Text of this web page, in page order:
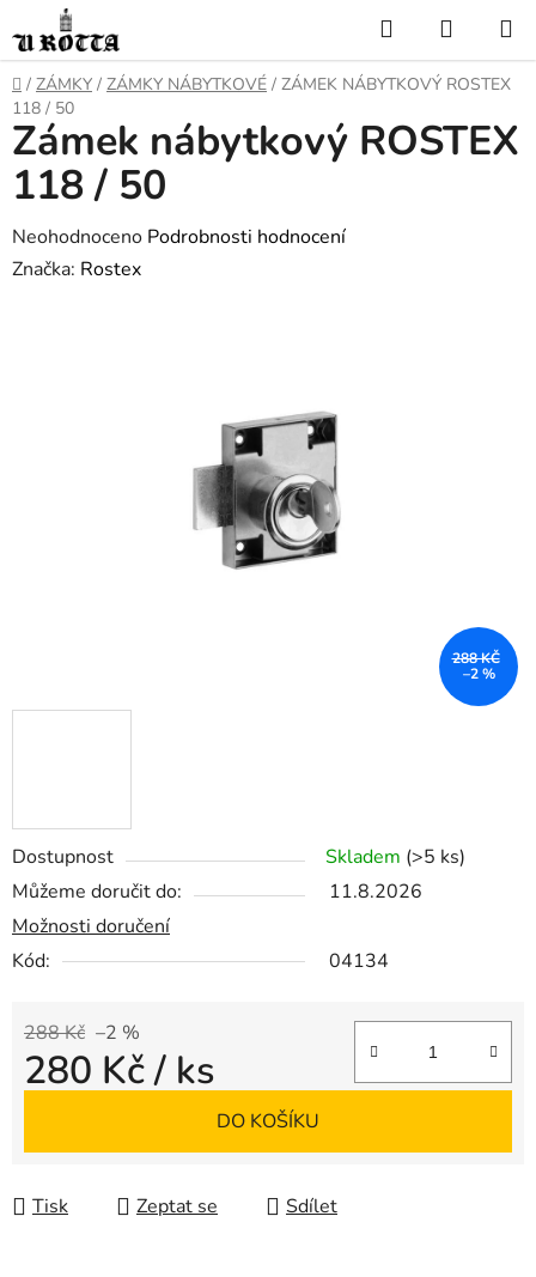
na
obsah
Hledat
KOŠÍK
DOMŮ
/ ZÁMKY / ZÁMKY NÁBYTKOVÉ / ZÁMEK NÁBYTKOVÝ ROSTEX
118 / 50
Dostupnost Skladem (>5 ks)
Můžeme doručit do:
11.8.2026
Možnosti doručení
Kód:
04134
288 Kč –2 %
280 Kč/ ks
DO KOŠÍKU
Tisk Zeptat se Sdílet
Zámek nábytkový ROSTEX
118 / 50
Průměrné
hodnocení
Neohodnoceno Podrobnosti hodnocení
Značka: Rostex
288 KČ
–2 %